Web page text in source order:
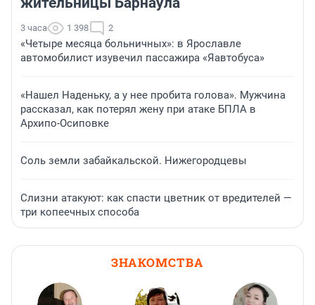
3 часа 1 398 2
«Четыре месяца больничных»: в Ярославле
автомобилист изувечил пассажира «Яавтобуса»
«Нашел Наденьку, а у нее пробита голова». Мужчина
рассказал, как потерял жену при атаке БПЛА в
Архипо-Осиповке
Соль земли забайкальской. Нижегородцевы
Слизни атакуют: как спасти цветник от вредителей —
три копеечных способа
ЗНАКОМСТВА